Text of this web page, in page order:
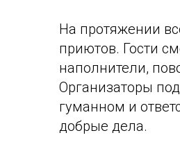
На протяжении
приютов. Гости
наполнители,
Организаторы
гуманном и
добрые дела.